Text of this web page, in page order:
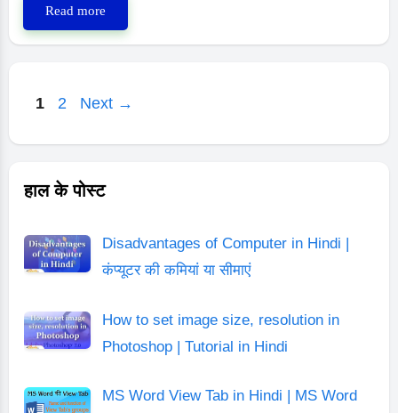
Read more
to
word
Page
1 Page
2 Next →
हाल के पोस्ट
Disadvantages of Computer in Hindi |
कंप्यूटर की कमियां या सीमाएं
How to set image size, resolution in
Photoshop | Tutorial in Hindi
MS Word View Tab in Hindi | MS Word